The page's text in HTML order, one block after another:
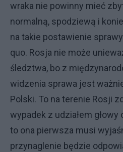
wraka nie powinny mieć
normalną, spodziewą i
na takie postawienie
quo. Rosja nie może
śledztwa, bo z
widzenia sprawa jest
Polski. To na terenie Rosji
wypadek z udziałem
to ona pierwsza musi
przynaglenie będzie